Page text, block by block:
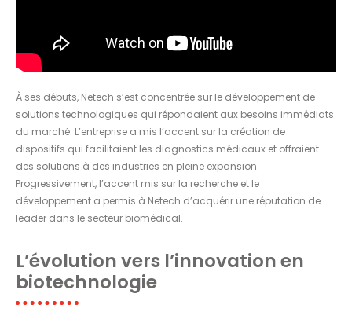
À ses débuts, Netech s’est concentrée sur le développement de
solutions technologiques qui répondaient aux besoins immédiats
du marché. L’entreprise a mis l’accent sur la création de
dispositifs qui facilitaient les diagnostics médicaux et offraient
des solutions à des industries en pleine expansion.
Progressivement, l’accent mis sur la recherche et le
développement a permis à Netech d’acquérir une réputation de
leader dans le secteur biomédical.
L’évolution vers l’innovation en
biotechnologie